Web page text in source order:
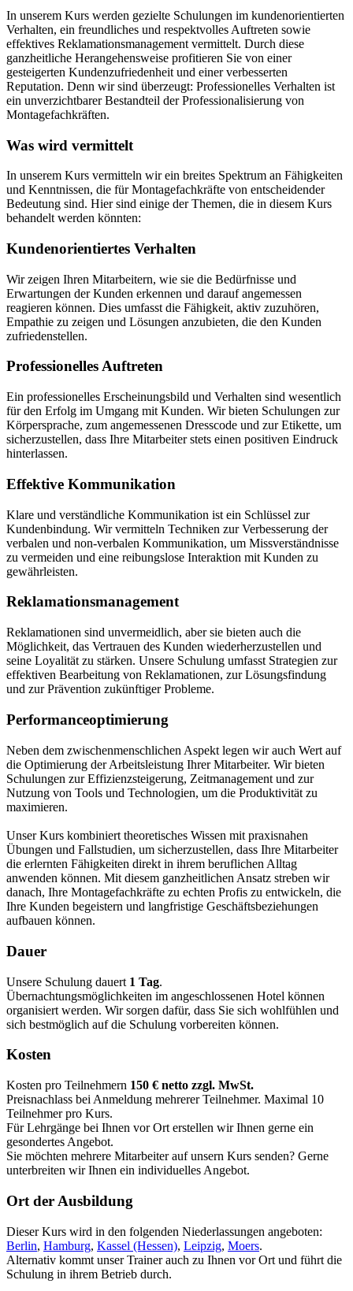
In unserem Kurs werden gezielte Schulungen im kundenorientierten
Verhalten, ein freundliches und respektvolles Auftreten sowie
effektives Reklamationsmanagement vermittelt. Durch diese
ganzheitliche Herangehensweise profitieren Sie von einer
gesteigerten Kundenzufriedenheit und einer verbesserten
Reputation. Denn wir sind überzeugt: Professionelles Verhalten ist
ein unverzichtbarer Bestandteil der Professionalisierung von
Montagefachkräften.
Was wird vermittelt
In unserem Kurs vermitteln wir ein breites Spektrum an Fähigkeiten
und Kenntnissen, die für Montagefachkräfte von entscheidender
Bedeutung sind. Hier sind einige der Themen, die in diesem Kurs
behandelt werden könnten:
Kundenorientiertes Verhalten
Wir zeigen Ihren Mitarbeitern, wie sie die Bedürfnisse und
Erwartungen der Kunden erkennen und darauf angemessen
reagieren können. Dies umfasst die Fähigkeit, aktiv zuzuhören,
Empathie zu zeigen und Lösungen anzubieten, die den Kunden
zufriedenstellen.
Professionelles Auftreten
Ein professionelles Erscheinungsbild und Verhalten sind wesentlich
für den Erfolg im Umgang mit Kunden. Wir bieten Schulungen zur
Körpersprache, zum angemessenen Dresscode und zur Etikette, um
sicherzustellen, dass Ihre Mitarbeiter stets einen positiven Eindruck
hinterlassen.
Effektive Kommunikation
Klare und verständliche Kommunikation ist ein Schlüssel zur
Kundenbindung. Wir vermitteln Techniken zur Verbesserung der
verbalen und non-verbalen Kommunikation, um Missverständnisse
zu vermeiden und eine reibungslose Interaktion mit Kunden zu
gewährleisten.
Reklamationsmanagement
Reklamationen sind unvermeidlich, aber sie bieten auch die
Möglichkeit, das Vertrauen des Kunden wiederherzustellen und
seine Loyalität zu stärken. Unsere Schulung umfasst Strategien zur
effektiven Bearbeitung von Reklamationen, zur Lösungsfindung
und zur Prävention zukünftiger Probleme.
Performanceoptimierung
Neben dem zwischenmenschlichen Aspekt legen wir auch Wert auf
die Optimierung der Arbeitsleistung Ihrer Mitarbeiter. Wir bieten
Schulungen zur Effizienzsteigerung, Zeitmanagement und zur
Nutzung von Tools und Technologien, um die Produktivität zu
maximieren.
Unser Kurs kombiniert theoretisches Wissen mit praxisnahen
Übungen und Fallstudien, um sicherzustellen, dass Ihre Mitarbeiter
die erlernten Fähigkeiten direkt in ihrem beruflichen Alltag
anwenden können. Mit diesem ganzheitlichen Ansatz streben wir
danach, Ihre Montagefachkräfte zu echten Profis zu entwickeln, die
Ihre Kunden begeistern und langfristige Geschäftsbeziehungen
aufbauen können.
Dauer
Unsere Schulung dauert 1 Tag.
Übernachtungsmöglichkeiten im angeschlossenen Hotel können
organisiert werden. Wir sorgen dafür, dass Sie sich wohlfühlen und
sich bestmöglich auf die Schulung vorbereiten können.
Kosten
Kosten pro Teilnehmern 150 € netto zzgl. MwSt.
Preisnachlass bei Anmeldung mehrerer Teilnehmer. Maximal 10
Teilnehmer pro Kurs.
Für Lehrgänge bei Ihnen vor Ort erstellen wir Ihnen gerne ein
gesondertes Angebot.
Sie möchten mehrere Mitarbeiter auf unsern Kurs senden? Gerne
unterbreiten wir Ihnen ein individuelles Angebot.
Ort der Ausbildung
Dieser Kurs wird in den folgenden Niederlassungen angeboten:
Berlin, Hamburg, Kassel (Hessen), Leipzig, Moers.
Alternativ kommt unser Trainer auch zu Ihnen vor Ort und führt die
Schulung in ihrem Betrieb durch.